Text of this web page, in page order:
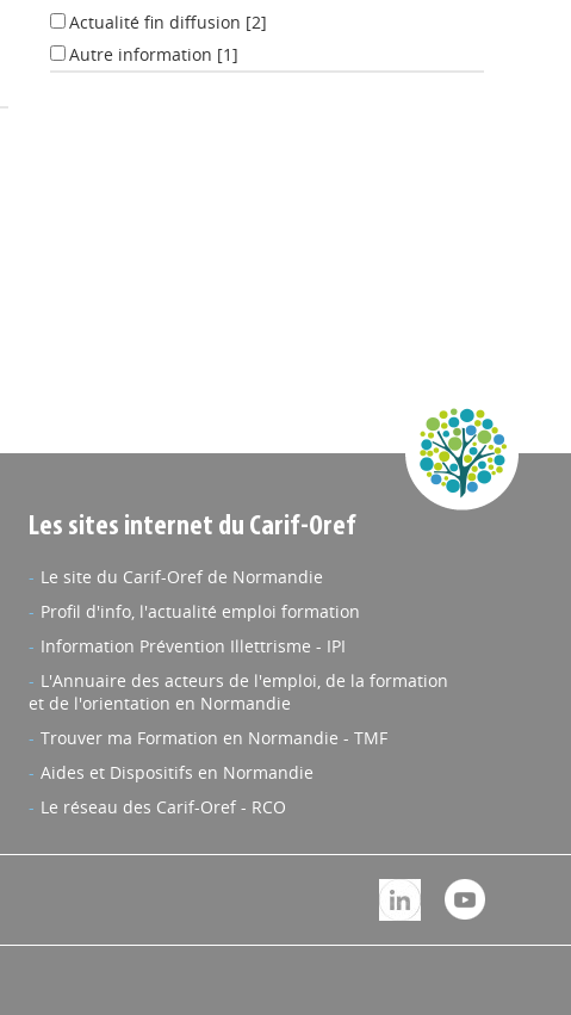
Actualité fin diffusion [2]
Autre information [1]
Les sites internet du Carif-Oref
Le site du Carif-Oref de Normandie
Profil d'info, l'actualité emploi formation
Information Prévention Illettrisme - IPI
L'Annuaire des acteurs de l'emploi, de la formation
et de l'orientation en Normandie
Trouver ma Formation en Normandie - TMF
Aides et Dispositifs en Normandie
Le réseau des Carif-Oref - RCO